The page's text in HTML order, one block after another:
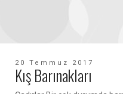
20 Temmuz 2017
Kış Barınakları